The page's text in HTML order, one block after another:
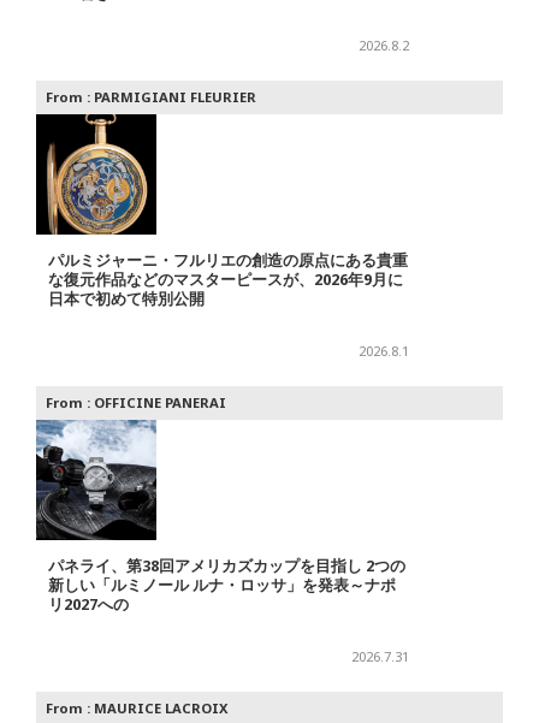
2026.8.2
From : PARMIGIANI FLEURIER
パルミジャーニ・フルリエの創造の原点にある貴重
な復元作品などのマスターピースが、2026年9月に
日本で初めて特別公開
2026.8.1
From : OFFICINE PANERAI
パネライ、第38回アメリカズカップを目指し 2つの
新しい「ルミノール ルナ・ロッサ」を発表～ナポ
リ2027への
2026.7.31
From : MAURICE LACROIX